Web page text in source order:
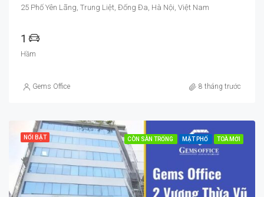
25 Phố Yên Lãng, Trung Liệt, Đống Đa, Hà Nội, Việt Nam
1
Hầm
Gems Office 8 tháng trước
NỔI BẬT CÒN SÀN TRỐNG MẶT PHỐ TOÀ MỚI